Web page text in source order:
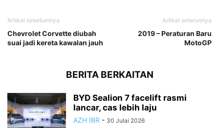
Artikel sebelumnya
Chevrolet Corvette diubah
suai jadi kereta kawalan jauh
Artikel seterusnya
2019 – Peraturan Baru
MotoGP
BERITA BERKAITAN
BYD Sealion 7 facelift rasmi
lancar, cas lebih laju
AZH IBR - 30 Julai 2026